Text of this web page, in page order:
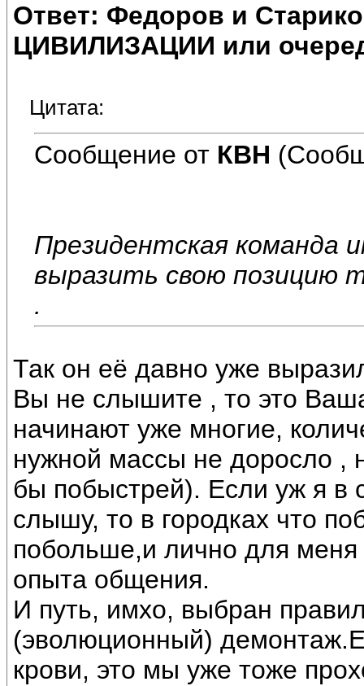
Ответ: Федоров и
ЦИВИЛИЗАЦИИ или
Цитата:
Сообщение от КВН
Президентская команда
выразить свою позицию
.
Так он её давно уже
Вы не слышите , то это
начинают уже многие,
нужной массы не доросло ,
бы побыстрей). Если уж я в
слышу, то в городках что
побольше,и лично для меня
опыта общения.
И путь, имхо, выбран
(эволюционный)
крови, это мы уже тоже